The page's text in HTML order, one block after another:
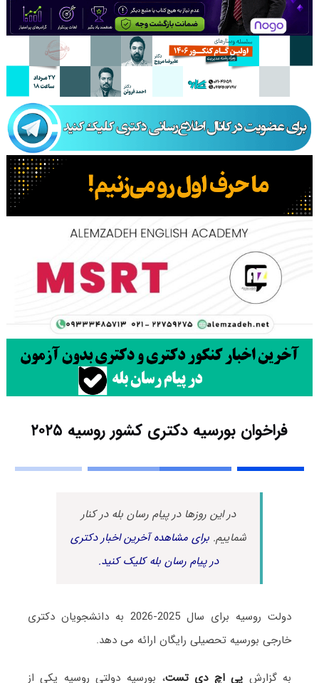
فراخوان بورسیه دکتری کشور روسیه ۲۰۲۵
در این روزها در پیام رسان بله در کنار
شماییم.برای مشاهده آخرین اخبار دکتری
در پیام رسان بله کلیک کنید.
دولت روسیه برای سال 2025-2026 به دانشجویان دکتری
خارجی بورسیه تحصیلی رایگان ارائه می دهد.
به گزارش پی اچ دی تست، بورسیه دولتی روسیه یکی از